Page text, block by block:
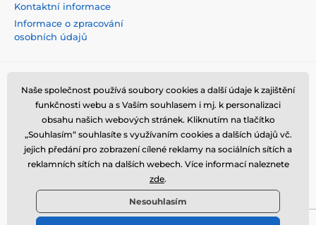
Kontaktní informace
Informace o zpracování
osobních údajů
Naše společnost používá soubory cookies a další údaje k zajištění
funkčnosti webu a s Vaším souhlasem i mj. k personalizaci
obsahu našich webových stránek. Kliknutím na tlačítko
„Souhlasím“ souhlasíte s využívaním cookies a dalších údajů vč.
jejich předání pro zobrazení cílené reklamy na sociálních sítích a
reklamních sítích na dalších webech. Více informací naleznete
zde.
Nesouhlasím